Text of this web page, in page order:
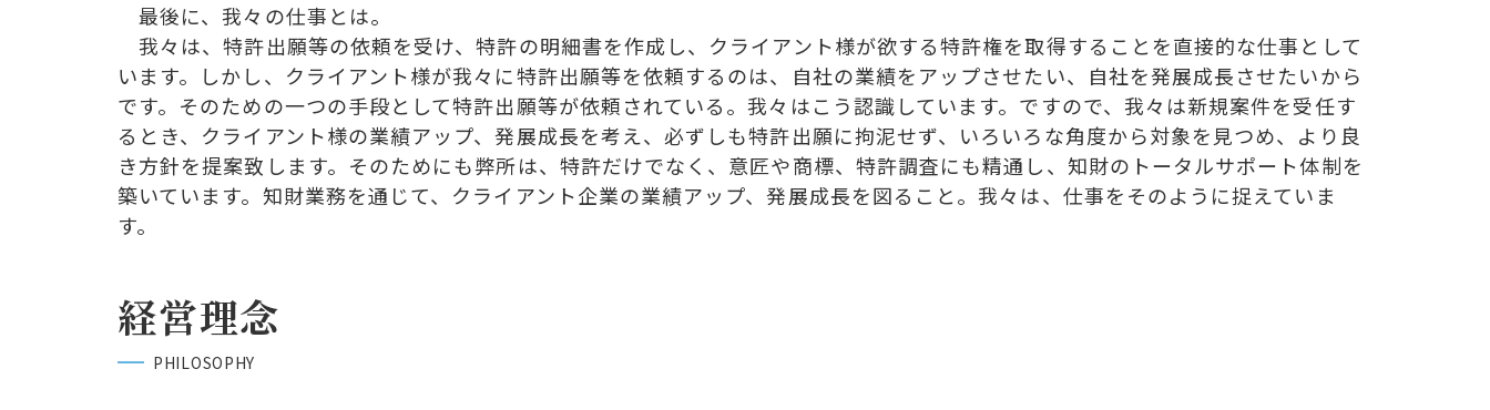
最後に、我々の仕事とは。
我々は、特許出願等の依頼を受け、特許の明細書を作成し、クライアント様が欲する特許権を取得することを直接的な仕事として
います。しかし、クライアント様が我々に特許出願等を依頼するのは、自社の業績をアップさせたい、自社を発展成長させたいから
です。そのための一つの手段として特許出願等が依頼されている。我々はこう認識しています。ですので、我々は新規案件を受任す
るとき、クライアント様の業績アップ、発展成長を考え、必ずしも特許出願に拘泥せず、いろいろな角度から対象を見つめ、より良
き方針を提案致します。そのためにも弊所は、特許だけでなく、意匠や商標、特許調査にも精通し、知財のトータルサポート体制を
築いています。知財業務を通じて、クライアント企業の業績アップ、発展成長を図ること。我々は、仕事をそのように捉えていま
す。
経営理念
PHILOSOPHY